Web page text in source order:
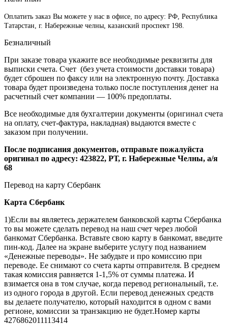
Оплатить заказ Вы можете у нас в офисе, по адресу: РФ, Республика
Татарстан, г. Набережные челны, казанский проспект 198.
Безналичный
При заказе товара укажите все необходимые реквизиты для
выписки счета. Счет (без учета стоимости доставки товара)
будет сброшен по факсу или на электронную почту. Доставка
товара будет произведена только после поступления денег на
расчетный счет компании — 100% предоплаты.
Все необходимые для бухгалтерии документы (оригинал счета
на оплату, счет-фактура, накладная) выдаются вместе с
заказом при получении.
После подписания документов, отправьте пожалуйста
оригинал по адресу: 423822, РТ, г. Набережные Челны, а/я
68
Перевод на карту Сбербанк
Карта Сбербанк
1)Если вы являетесь держателем банковской карты Сбербанка
то вы можете сделать перевод на наш счет через любой
банкомат Сбербанка. Вставьте свою карту в банкомат, введите
пин-код. Далее на экране выберите услугу под названием
«Денежные переводы». Не забудьте и про комиссию при
переводе. Ее снимают со счета карты отправителя. В среднем
такая комиссия равняется 1-1,5% от суммы платежа. И
взимается она в том случае, когда перевод региональный, т.е.
из одного города в другой. Если перевод денежных средств
вы делаете получателю, который находится в одном с вами
регионе, комиссии за транзакцию не будет.Номер карты
4276862011113414